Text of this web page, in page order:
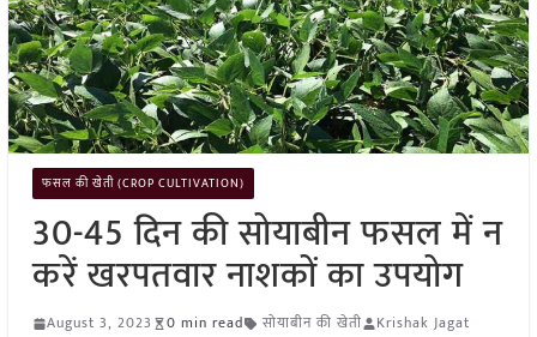
फसल की खेती (CROP CULTIVATION)
30-45 दिन की सोयाबीन फसल में न
करें खरपतवार नाशकों का उपयोग
August 3, 2023 0 min read सोयाबीन की खेती Krishak Jagat